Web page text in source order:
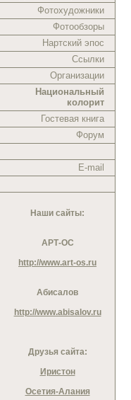
Фотохудожники
Фотообзоры
Нартский эпос
Ссылки
Организации
Национальный
колорит
Гостевая книга
Форум
E-mail
Наши сайты:
АРТ-ОС
http://www.art-os.ru
Абисалов
http://www.abisalov.ru
Друзья сайта:
Иристон
Осетия-Алания